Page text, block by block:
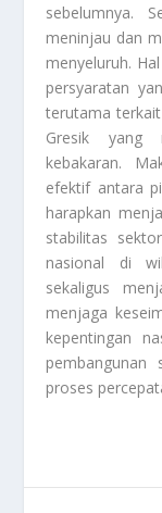
sebelumnya.
meninjau dan
menyeluruh.
persyaratan
terutama
Gresik yang
kebakaran.
efektif antara
harapkan
stabilitas
nasional di
sekaligus
menjaga
kepentingan
proses